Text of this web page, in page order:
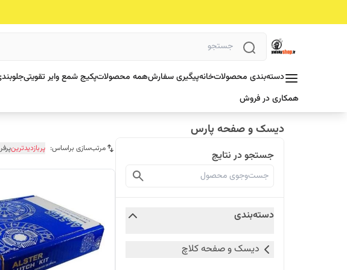
دسته‌بندی محصولاتخانهپیگیری سفارشهمه محصولاتپکیج شمع وایر تقویتی
همکاری در فروش
دیسک و صفحه پارس
جستجو در نتایج
دسته‌بندی
دیسک و صفحه کلاچ
مرتب‌سازی براساس: پربازدیدترین